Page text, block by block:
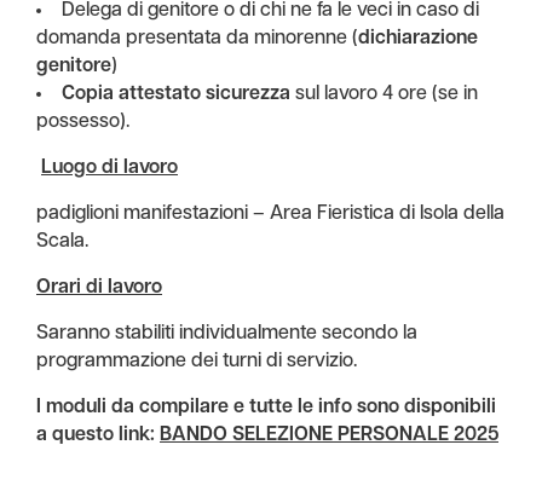
Delega di genitore o di chi ne fa le veci in caso di
domanda presentata da minorenne (dichiarazione
genitore)
Copia attestato sicurezza sul lavoro 4 ore (se in
possesso).
Luogo di lavoro
padiglioni manifestazioni – Area Fieristica di Isola della
Scala.
Orari di lavoro
Saranno stabiliti individualmente secondo la
programmazione dei turni di servizio.
I moduli da compilare e tutte le info sono disponibili
a questo link: BANDO SELEZIONE PERSONALE 2025